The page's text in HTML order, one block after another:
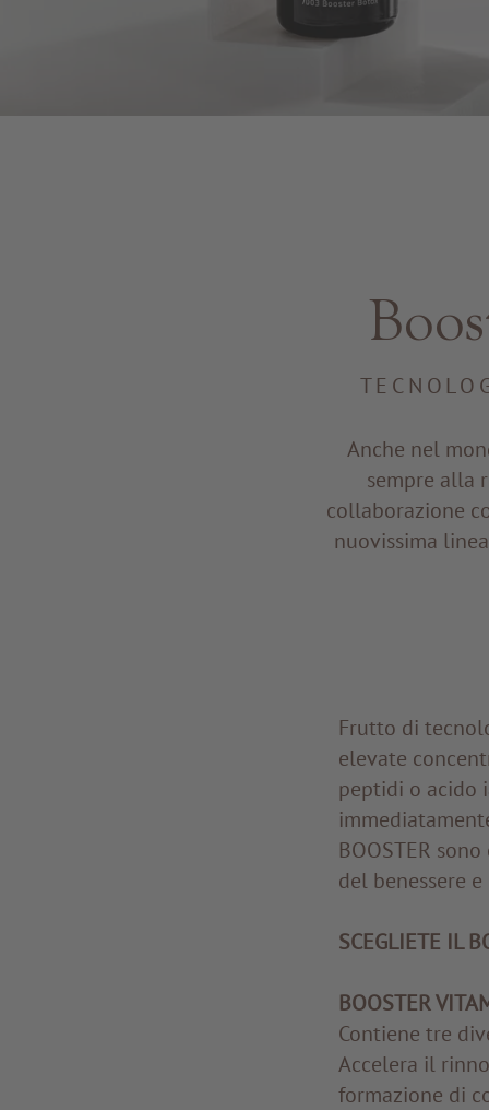
Anche nel
sempre alla
collaborazione
nuovissima
Frutto di
elevate
peptidi o acido
BOOSTER
del benessere
SCEGLIETE IL
BOOSTER
Contiene tre
Accelera il
formazione di